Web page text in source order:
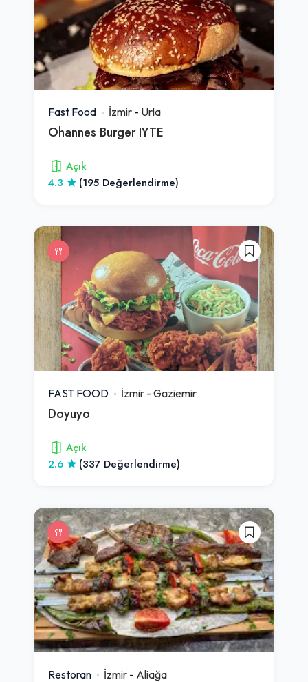
Fast Food İzmir - Urla
Ohannes Burger IYTE
Açık
4.3
(195 Değerlendirme)
FAST FOOD İzmir - Gaziemir
Doyuyo
Açık
2.6
(337 Değerlendirme)
Restoran İzmir - Aliağa